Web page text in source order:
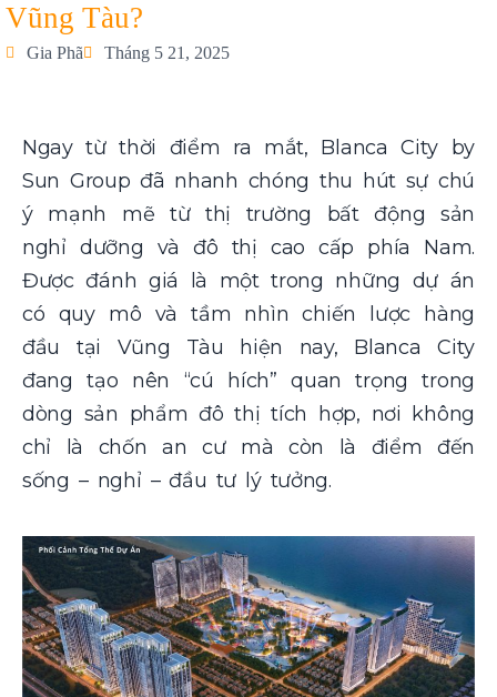
Vũng Tàu?
Gia Phã Tháng 5 21, 2025
Ngay từ thời điểm ra mắt, Blanca City by
Sun Group đã nhanh chóng thu hút sự chú
ý mạnh mẽ từ thị trường bất động sản
nghỉ dưỡng và đô thị cao cấp phía Nam.
Được đánh giá là một trong những dự án
có quy mô và tầm nhìn chiến lược hàng
đầu tại Vũng Tàu hiện nay, Blanca City
đang tạo nên “cú hích” quan trọng trong
dòng sản phẩm đô thị tích hợp, nơi không
chỉ là chốn an cư mà còn là điểm đến
sống – nghỉ – đầu tư lý tưởng.